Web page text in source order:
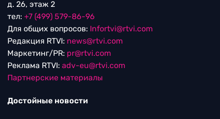
д. 26, этаж 2
тел: +7 (499) 579-86-96
Для общих вопросов: Infortvi@rtvi.com
Редакция RTVI: news@rtvi.com
Маркетинг/PR: pr@rtvi.com
Реклама RTVI: adv-eu@rtvi.com
Партнерские материалы
Достойные новости